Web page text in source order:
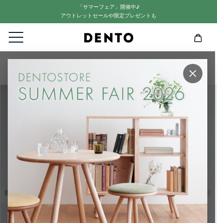
「サマーフェア」開催中♪
アウトレットセールや限定プレゼントも
×
MIRROR | 42×168cm 横置き専用ドッコ(ミラー)